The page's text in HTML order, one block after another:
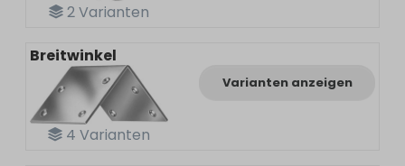
2Varianten
4 Varianten
Breitwinkel
Varianten anzeigen